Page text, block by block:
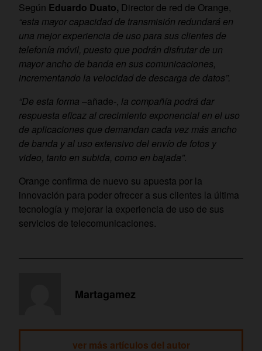
Según Eduardo Duato, Director de red de Orange,
“esta mayor capacidad de transmisión redundará en
una mejor experiencia de uso para sus clientes de
telefonía móvil, puesto que podrán disfrutar de un
mayor ancho de banda en sus comunicaciones,
incrementando la velocidad de descarga de datos”.
“De esta forma –añade-, la compañía podrá dar
respuesta eficaz al crecimiento exponencial en el uso
de aplicaciones que demandan cada vez más ancho
de banda y al uso extensivo del envío de fotos y
video, tanto en subida, como en bajada”.
Orange confirma de nuevo su apuesta por la
innovación para poder ofrecer a sus clientes la última
tecnología y mejorar la experiencia de uso de sus
servicios de telecomunicaciones.
Martagamez
ver más artículos del autor